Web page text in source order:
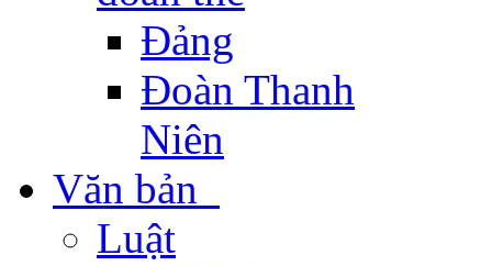
Đảng
Đoàn Thanh
Niên
Văn bản
Luật